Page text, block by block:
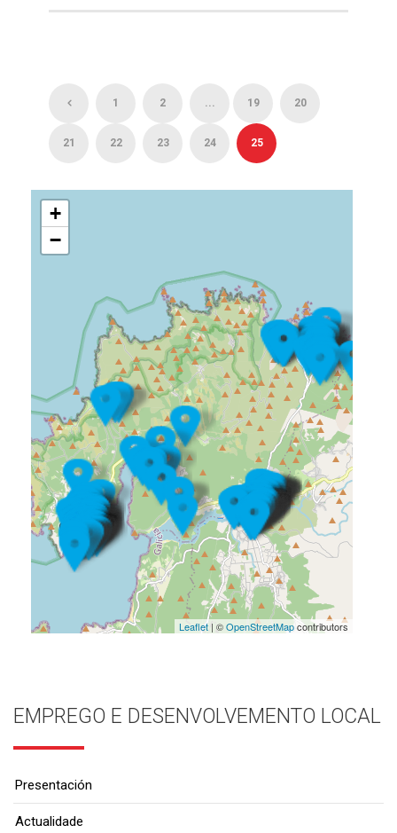
1 2 ... 19 20
21 22 23 24 25
+
−
Leaflet| ©OpenStreetMapcontributors
EMPREGO E DESENVOLVEMENTO LOCAL
Presentación
Actualidade